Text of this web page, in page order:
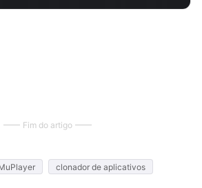
Fim do artigo
clonador de aplicativos